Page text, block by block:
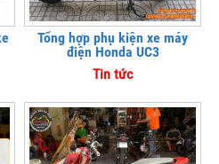
Tổng hợp phụ kiện xe máy
điện Honda UC3
Tin tức